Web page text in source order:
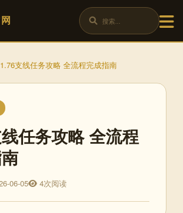
1.76支线任务攻略 全流程完成指南
任务攻略 全流程
06-05 4次阅读